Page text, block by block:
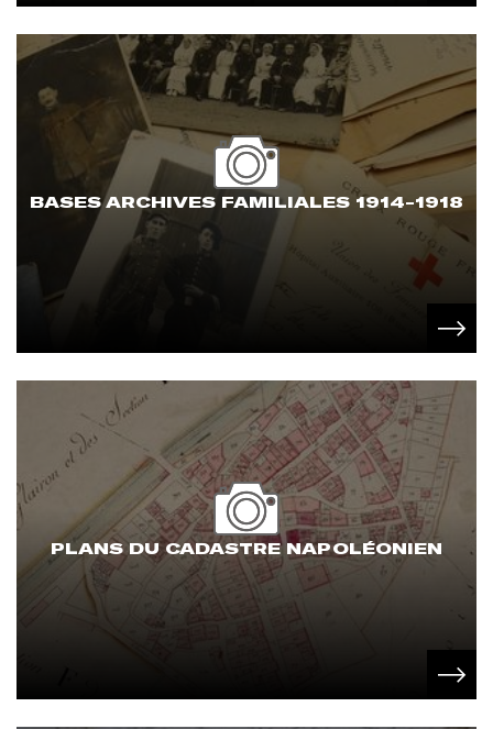
BASES ARCHIVES FAMILIALES 1914-1918
PLANS DU CADASTRE NAPOLÉONIEN